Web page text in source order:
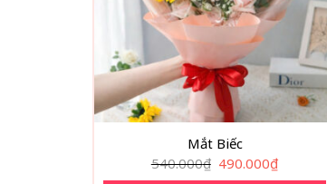
Mắt Biếc
540.000₫ Giá
gốc
490.000₫Giá
hiện